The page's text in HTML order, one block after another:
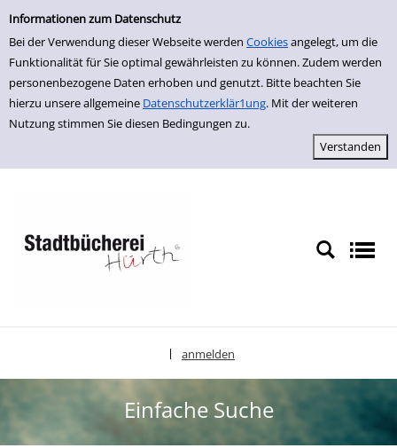
Einfache Suche
Informationen zum Datenschutz
Bei der Verwendung dieser Webseite werden Cookiesangelegt, um die
Funktionalität für Sie optimal gewährleisten zu können. Zudem werden
personenbezogene Daten erhoben und genutzt. Bitte beachten Sie
hierzu unsere allgemeine Datenschutzerklär1ung. Mit der weiteren
Nutzung stimmen Sie diesen Bedingungen zu.
zur Navigation springen
zum Inhalt springen
Zur Detailanzeige springen
anmelden
Einfache Suche